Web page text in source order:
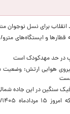
انقلاب برای نسل نوجوان
قطارها و ایستگاه‌های
در حد مهدکودک است
هوایی ارتش: وضعیت
سنگین در این جاده